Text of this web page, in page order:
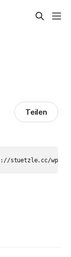
Teilen